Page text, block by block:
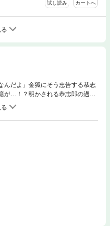
試し読み カートへ
んだよ」金狐にそう忠告する恭志
が…！？明かされる恭志郎の過
収録、第6巻。